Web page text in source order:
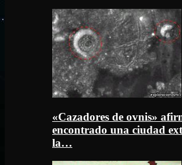
«Cazadores de ovnis»
encontrado una ciudad
la…